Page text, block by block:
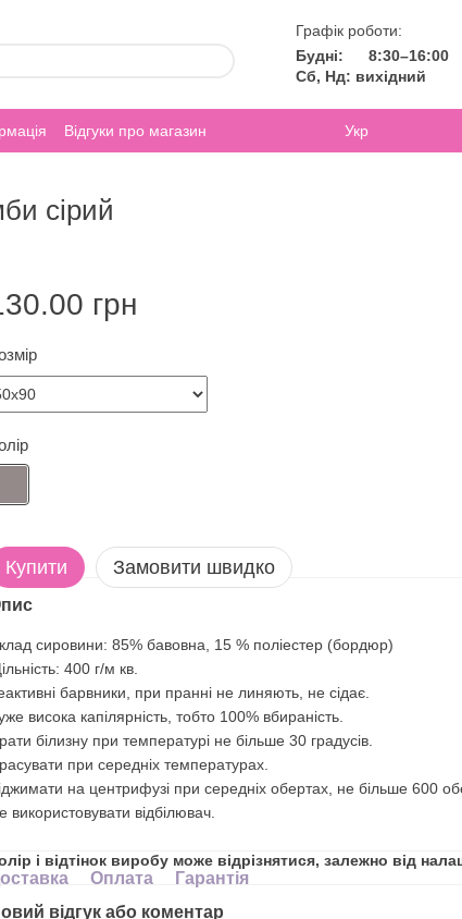
Графік роботи:
Будні:
8:30–16:00
Сб, Нд: вихідний
Відгуки про магазин Укр
сірий
грн
Купити Замовити швидко
сировини: 85% бавовна, 15 % поліестер (бордюр)
400 г/м кв.
барвники, при пранні не линяють, не сідає.
висока капілярність, тобто 100% вбираність.
білизну при температурі не більше 30 градусів.
при середніх температурах.
на центрифузі при середніх обертах, не більше 600
використовувати відбілювач.
і відтінок виробу може відрізнятися, залежно від
Оплата
Гарантія
відгук або коментар